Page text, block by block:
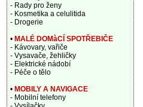
- Rady pro ženy
- Kosmetika a celulitida
- Drogerie
• MALÉ DOMàCÍ SPOTŘEBIČE
- Kávovary, vařiče
- Vysavače, žehličky
- Elektrické nádobí
- Péče o tělo
• MOBILY A NAVIGACE
- Mobilní telefony